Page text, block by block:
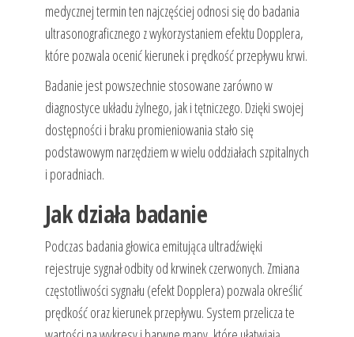
medycznej termin ten najczęściej odnosi się do badania
ultrasonograficznego z wykorzystaniem efektu Dopplera,
które pozwala ocenić kierunek i prędkość przepływu krwi.
Badanie jest powszechnie stosowane zarówno w
diagnostyce układu żylnego, jak i tętniczego. Dzięki swojej
dostępności i braku promieniowania stało się
podstawowym narzędziem w wielu oddziałach szpitalnych
i poradniach.
Jak działa badanie
Podczas badania głowica emitująca ultradźwięki
rejestruje sygnał odbity od krwinek czerwonych. Zmiana
częstotliwości sygnału (efekt Dopplera) pozwala określić
prędkość oraz kierunek przepływu. System przelicza te